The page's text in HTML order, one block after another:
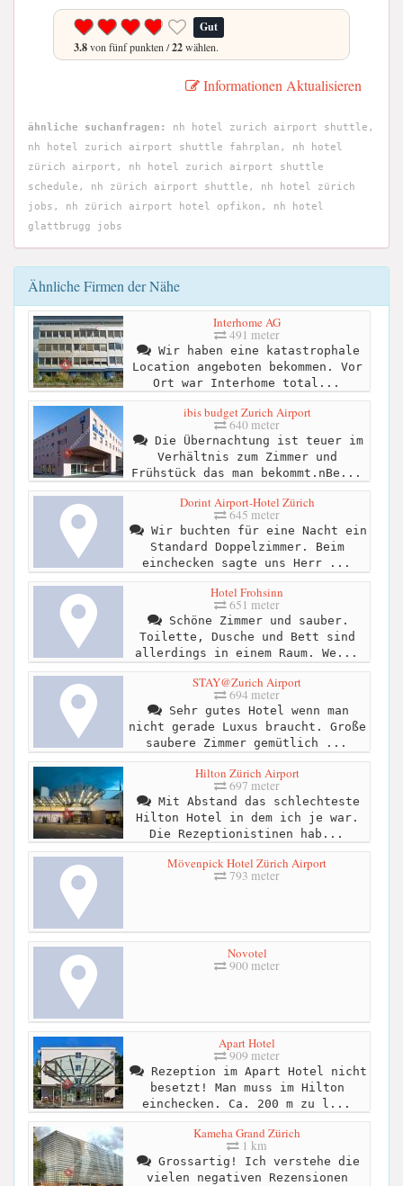
Gut
3.8von fünf punkten /22wählen.
Informationen Aktualisieren
ähnliche suchanfragen:
nh hotel zurich airport shuttle,
nh hotel zurich airport shuttle fahrplan, nh hotel
zürich airport, nh hotel zurich airport shuttle
schedule, nh zürich airport shuttle, nh hotel zürich
jobs, nh zürich airport hotel opfikon, nh hotel
glattbrugg jobs
Ähnliche Firmen der Nähe
Interhome AG
491 meter
Wir haben eine katastrophale
Location angeboten bekommen. Vor
Ort war Interhome total...
ibis budget Zurich Airport
640 meter
Die Übernachtung ist teuer im
Verhältnis zum Zimmer und
Frühstück das man bekommt.nBe...
Dorint Airport-Hotel Zürich
645 meter
Wir buchten für eine Nacht ein
Standard Doppelzimmer. Beim
einchecken sagte uns Herr ...
Hotel Frohsinn
651 meter
Schöne Zimmer und sauber.
Toilette, Dusche und Bett sind
allerdings in einem Raum. We...
STAY@Zurich Airport
694 meter
Sehr gutes Hotel wenn man
nicht gerade Luxus braucht. Große
saubere Zimmer gemütlich ...
Hilton Zürich Airport
697 meter
Mit Abstand das schlechteste
Hilton Hotel in dem ich je war.
Die Rezeptionistinen hab...
Mövenpick Hotel Zürich Airport
793 meter
Novotel
900 meter
Apart Hotel
909 meter
Rezeption im Apart Hotel nicht
besetzt! Man muss im Hilton
einchecken. Ca. 200 m zu l...
Kameha Grand Zürich
1 km
Grossartig! Ich verstehe die
vielen negativen Rezensionen